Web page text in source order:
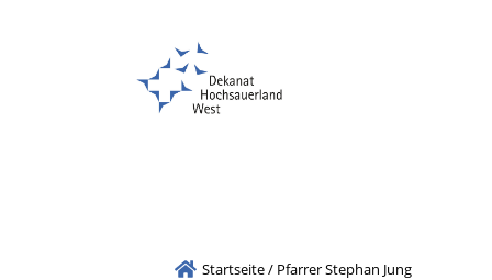
Startseite/ Pfarrer Stephan Jung